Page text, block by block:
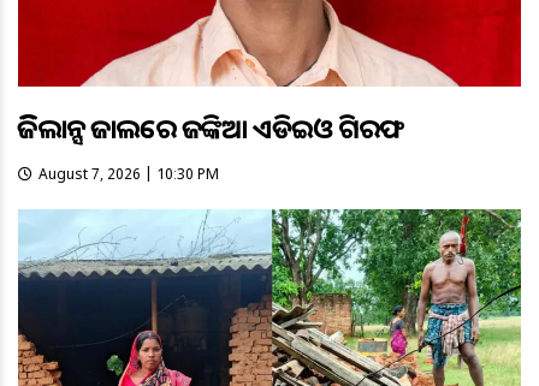
ଭିଜିଲାନ୍ସ ଜାଲରେ ଜଙ୍କିଆ ଏଡିଇଓ ଗିରଫ
August 7, 2026 | 10:30 PM